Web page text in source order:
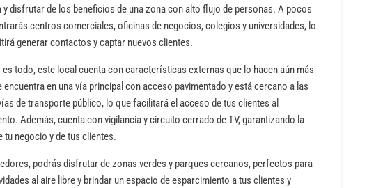
y disfrutar de los beneficios de una zona con alto flujo de personas. A pocos
centros comerciales, oficinas de negocios, colegios y universidades, lo
generar contactos y captar nuevos clientes.
es todo, este local cuenta con características externas que lo hacen aún más
encuentra en una vía principal con acceso pavimentado y está cercano a las
de transporte público, lo que facilitará el acceso de tus clientes al
Además, cuenta con vigilancia y circuito cerrado de TV, garantizando la
tu negocio y de tus clientes.
podrás disfrutar de zonas verdes y parques cercanos, perfectos para
al aire libre y brindar un espacio de esparcimiento a tus clientes y